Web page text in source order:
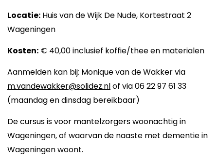
Locatie: Huis van de Wijk De Nude, Kortestraat 2
Wageningen
Kosten: € 40,00 inclusief koffie/thee en materialen
Aanmelden kan bij: Monique van de Wakker via
m.vandewakker@solidez.nlof via 06 22 97 61 33
(maandag en dinsdag bereikbaar)
De cursus is voor mantelzorgers woonachtig in
Wageningen, of waarvan de naaste met dementie in
Wageningen woont.